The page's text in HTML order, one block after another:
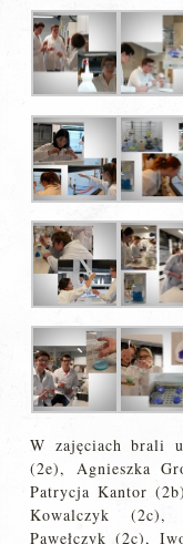
W zajęciach brali
(2e), Agnieszka
Patrycja Kantor
Kowalczyk (2c),
Pawełczyk (2c),